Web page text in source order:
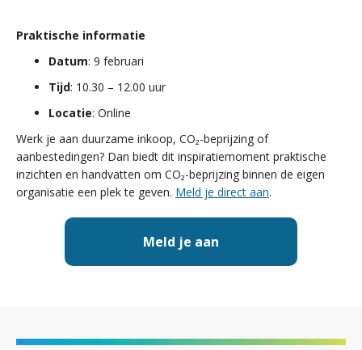
Praktische informatie
Datum: 9 februari
Tijd: 10.30 – 12.00 uur
Locatie: Online
Werk je aan duurzame inkoop, CO₂-beprijzing of
aanbestedingen? Dan biedt dit inspiratiemoment praktische
inzichten en handvatten om CO₂-beprijzing binnen de eigen
organisatie een plek te geven. Meld je direct aan.
Meld je aan